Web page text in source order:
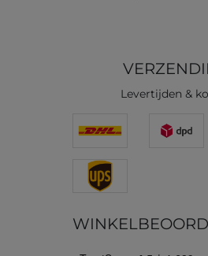
Levertijden &